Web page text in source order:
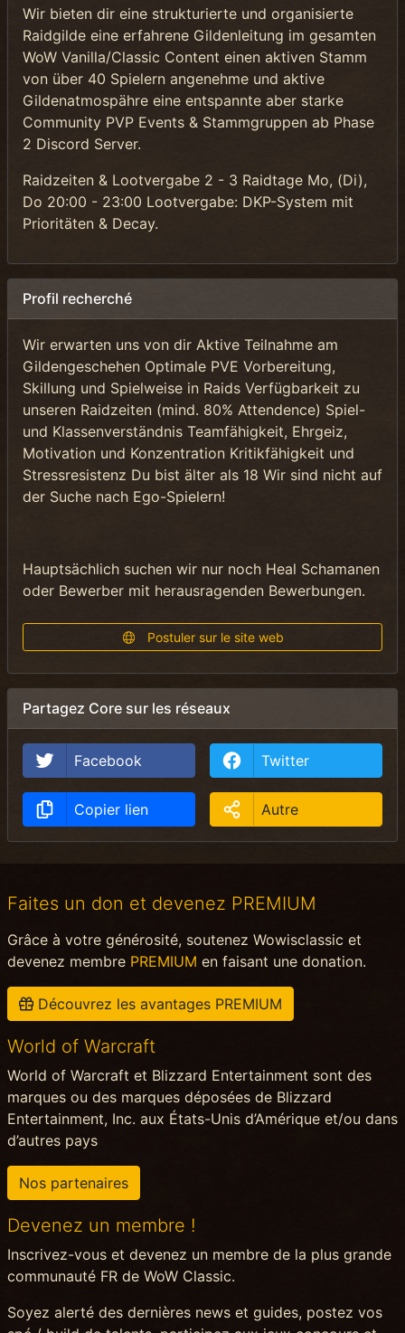
Wir bieten dir eine strukturierte und organisierte
Raidgilde eine erfahrene Gildenleitung im gesamten
WoW Vanilla/Classic Content einen aktiven Stamm
von über 40 Spielern angenehme und aktive
Gildenatmospähre eine entspannte aber starke
Community PVP Events & Stammgruppen ab Phase
2 Discord Server.
Raidzeiten & Lootvergabe 2 - 3 Raidtage Mo, (Di),
Do 20:00 - 23:00 Lootvergabe: DKP-System mit
Prioritäten & Decay.
Profil recherché
Wir erwarten uns von dir Aktive Teilnahme am
Gildengeschehen Optimale PVE Vorbereitung,
Skillung und Spielweise in Raids Verfügbarkeit zu
unseren Raidzeiten (mind. 80% Attendence) Spiel-
und Klassenverständnis Teamfähigkeit, Ehrgeiz,
Motivation und Konzentration Kritikfähigkeit und
Stressresistenz Du bist älter als 18 Wir sind nicht auf
der Suche nach Ego-Spielern!
Hauptsächlich suchen wir nur noch Heal Schamanen
oder Bewerber mit herausragenden Bewerbungen.
Postuler sur le site web
Partagez Core sur les réseaux
Facebook Twitter
Copier lien Autre
Faites un don et devenez PREMIUM
Grâce à votre générosité, soutenez Wowisclassic et
devenez membre PREMIUM en faisant une donation.
Découvrez les avantages PREMIUM
World of Warcraft
World of Warcraft et Blizzard Entertainment sont des
marques ou des marques déposées de Blizzard
Entertainment, Inc. aux États-Unis d’Amérique et/ou dans
d’autres pays
Nos partenaires
Devenez un membre !
Inscrivez-vous et devenez un membre de la plus grande
communauté FR de WoW Classic.
Soyez alerté des dernières news et guides, postez vos